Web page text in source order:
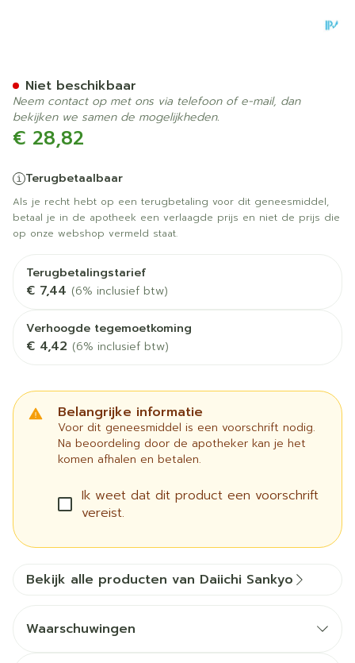
€ 28,82
Terugbetaalbaar
Als je recht hebt op een terugbetaling voor dit geneesmiddel,
betaal je in de apotheek een verlaagde prijs en niet de prijs die
op onze webshop vermeld staat.
Terugbetalingstarief
€ 7,44 (6% inclusief btw)
Verhoogde tegemoetkoming
€ 4,42 (6% inclusief btw)
Belangrijke informatie
Voor dit geneesmiddel is een voorschrift nodig.
Na beoordeling door de apotheker kan je het
komen afhalen en betalen.
Ik weet dat dit product een voorschrift
vereist.
Niet beschikbaar
Neem contact op met ons via telefoon of e-mail, dan
bekijken we samen de mogelijkheden.
Bekijk alle producten van Daiichi Sankyo
Waarschuwingen